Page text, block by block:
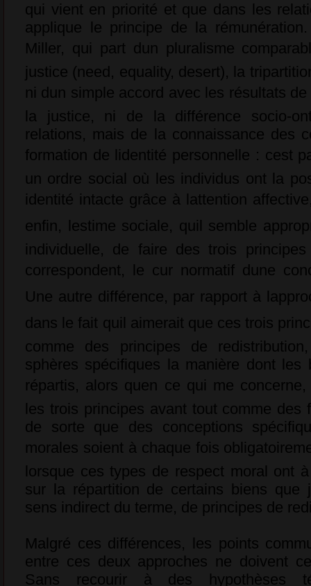
qui vient en priorité et que dans les
applique le principe de la
Miller, qui part dun pluralisme
justice (need, equality, desert), la
ni dun simple accord avec les résultats
la justice, ni de la différence socio-
relations, mais de la connaissance des
formation de lidentité personnelle : cest
un ordre social où les individus ont la
identité intacte grâce à lattention
enfin, lestime sociale, quil semble
individuelle, de faire des trois
correspondent, le cur normatif dune
Une autre différence, par rapport à
dans le fait quil aimerait que ces trois
comme des principes de
sphères spécifiques la manière dont les
répartis, alors quen ce qui me
les trois principes avant tout comme des
de sorte que des conceptions
morales soient à chaque fois
lorsque ces types de respect moral ont
sur la répartition de certains biens que
sens indirect du terme, de principes de
Malgré ces différences, les points
entre ces deux approches ne doivent
Sans recourir à des hypothèses